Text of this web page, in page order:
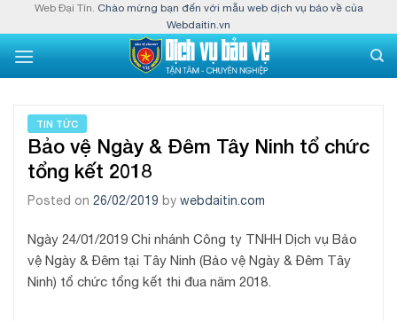
to
content
Web Đại Tín. Chào mừng bạn đến với mẫu web dịch vụ bảo về của
Webdaitin.vn
TIN TỨC
Bảo vệ Ngày & Đêm Tây Ninh tổ chức
tổng kết 2018
Posted on 26/02/2019 by webdaitin.com
Ngày 24/01/2019 Chi nhánh Công ty TNHH Dịch vụ Bảo
vệ Ngày & Đêm tại Tây Ninh (Bảo vệ Ngày & Đêm Tây
Ninh) tổ chức tổng kết thi đua năm 2018.